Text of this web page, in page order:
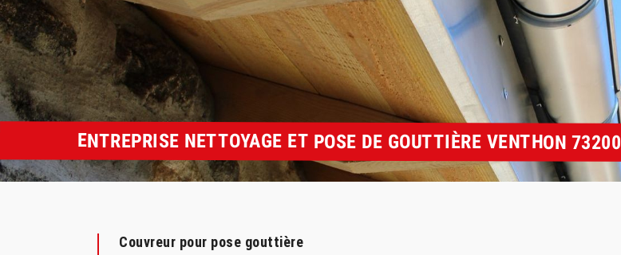
ENTREPRISE NETTOYAGE ET POSE DE GOUTTIÈRE VENTHON 73200
Couvreur pour pose gouttière